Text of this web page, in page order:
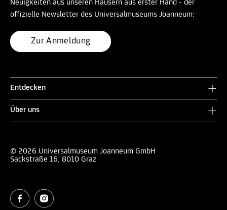
Neuigkeiten aus unseren Häusern aus erster Hand - der
offizielle Newsletter des Universalmuseums Joanneum:
Zur Anmeldung
Entdecken
Über uns
© 2026 Universalmuseum Joanneum GmbH
Sackstraße 16, 8010 Graz